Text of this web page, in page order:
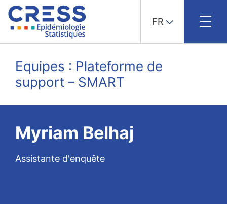
content
FR
Equipes : Plateforme de
support – SMART
Myriam Belhaj
Assistante d'enquête